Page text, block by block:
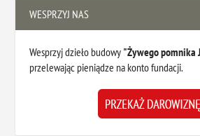
WESPRZYJ NAS
Wesprzyj dzieło budowy "Żywego pomnika
przelewając pieniądze na konto fundacji.